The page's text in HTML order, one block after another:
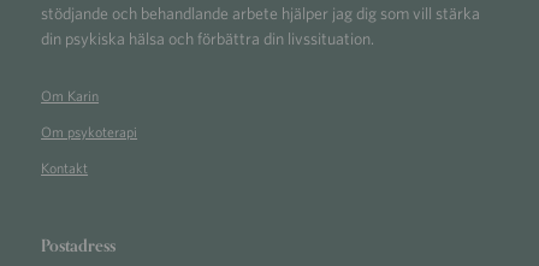
stödjande och behandlande arbete hjälper jag dig som vill stärka
din psykiska hälsa och förbättra din livssituation.
Postadress
Om Karin
Om psykoterapi
Kontakt